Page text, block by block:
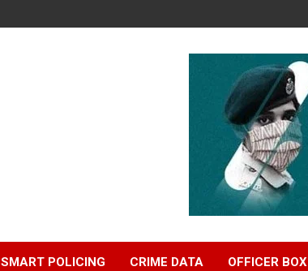
SMART POLICING CRIME DATA OFFICER BOX